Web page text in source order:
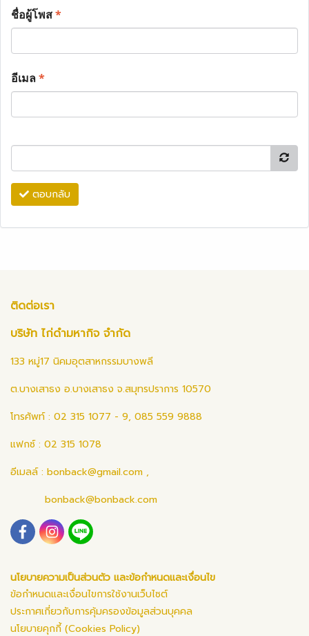
ชื่อผู้โพส*
อีเมล*
ตอบกลับ
ติดต่อเรา
บริษัท ไก่ดำมหากิจ จำกัด
133 หมู่17 นิคมอุตสาหกรรมบางพลี
ต.บางเสาธง อ.บางเสาธง จ.สมุทรปราการ 10570
โทรศัพท์ : 02 315 1077 - 9, 085 559 9888
แฟกซ์ : 02 315 1078
อีเมลล์ : bonback@gmail.com ,
bonback@bonback.com
นโยบายความเป็นส่วนตัว และข้อกำหนดและเงื่อนไข
ข้อกำหนดและเงื่อนไขการใช้งานเว็บไซต์
ประกาศเกี่ยวกับการคุ้มครองข้อมูลส่วนบุคคล
นโยบายคุกกี้ (Cookies Policy)